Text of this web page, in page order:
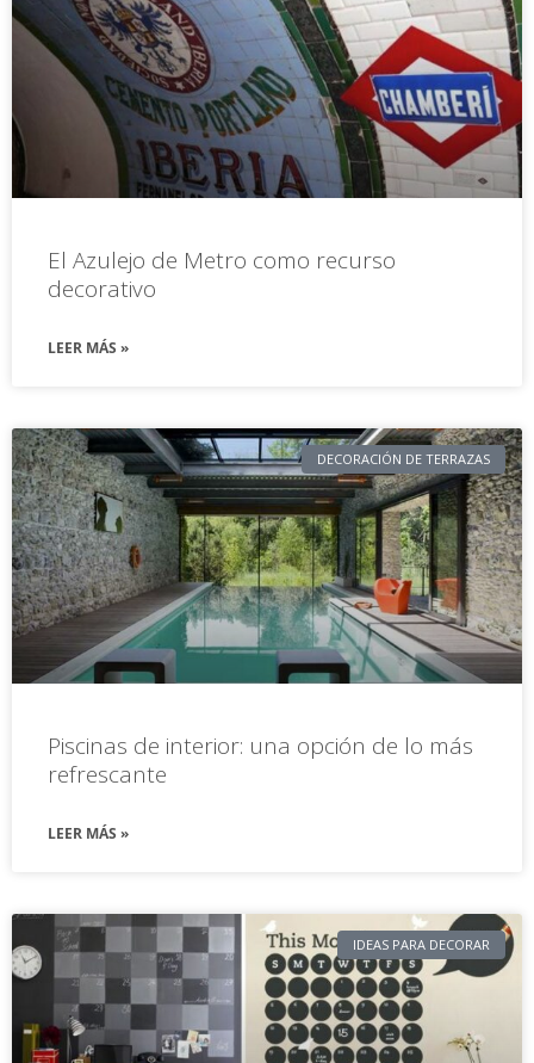
El Azulejo de Metro como recurso
decorativo
LEER MÁS »
DECORACIÓN DE TERRAZAS
Piscinas de interior: una opción de lo más
refrescante
LEER MÁS »
IDEAS PARA DECORAR